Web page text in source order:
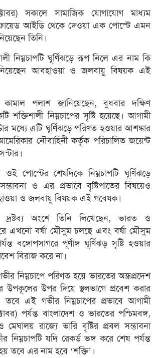
সকালে সামাজিক যোগাযোগ মাধ্যম
আইডি থেকে দেওয়া এক পোস্টে এমন
তিনি।
নিম্নচাপটি ঘূর্ণিঝড়ে রূপ নিলে এর নাম কি
আবহাওয়া ও জলবায়ু বিষয়ক এই
পলাশ জানিয়েছেন, বুধবার দক্ষিণ
শক্তিশালী নিম্নচাপের সৃষ্টি হয়েছে। আগামী
মধ্যে এটি ঘূর্ণিঝড়ে পরিণত হওয়ার আশঙ্কার
নৌবাহিনী কর্তৃক পরিচালিত জয়েন্ট
পোস্টের শেষদিকে নিম্নচাপটি ঘূর্ণিঝড়ে
ও এর প্রভাবে বৃষ্টিপাতের বিষয়েও
ও জলবায়ু বিষয়ক এই গবেষক।
দ্রষ্টব্য অংশে তিনি লিখেছেন, ভারত ও
এখনো বর্ষা মৌসুম চলছে এবং বর্ষা মৌসুম
বঙ্গোপসাগরে পূর্ণাঙ্গ ঘূর্ণিঝড় সৃষ্টি হওয়ার
বিরাজ করে না।
নিম্নচাপে পরিণত হয়ে ভারতের অন্ধ্রপ্রদেশ
উপকূলের উপর দিয়ে স্থলভাগে প্রবেশ করার
তবে এই গভীর নিম্নচাপের প্রভাবে আগামী
পর্যন্ত বাংলাদেশ ও ভারতের পশ্চিমবঙ্গ,
রাজ্যে ভারি বৃষ্টির প্রবল সম্ভাবনা
যদি রেকর্ড ভঙ্গ করে শেষ পর্যন্ত
তবে এর নাম হবে ‘শক্তি’।